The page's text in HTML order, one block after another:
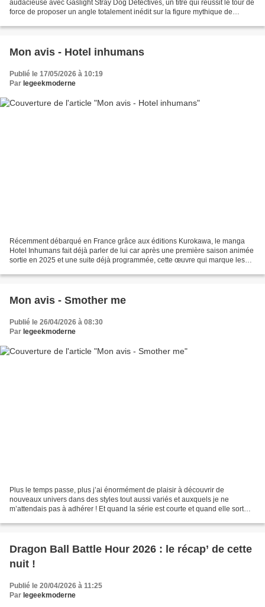
audacieuse avec Gaslight Stray Dog Detectives, un titre qui réussit le tour de
force de proposer un angle totalement inédit sur la figure mythique de
Mon avis - Hotel inhumans
Publié le 17/05/2026 à 10:19
Par legeekmoderne
Récemment débarqué en France grâce aux éditions Kurokawa, le manga
Hotel Inhumans fait déjà parler de lui car après une première saison animée
sortie en 2025 et une suite déjà programmée, cette œuvre qui marque les
Mon avis - Smother me
Publié le 26/04/2026 à 08:30
Par legeekmoderne
Plus le temps passe, plus j’ai énormément de plaisir à découvrir de
nouveaux univers dans des styles tout aussi variés et auxquels je ne
m’attendais pas à adhérer ! Et quand la série est courte et quand elle sort
Dragon Ball Battle Hour 2026 : le récap’ de cette
nuit !
Publié le 20/04/2026 à 11:25
Par legeekmoderne